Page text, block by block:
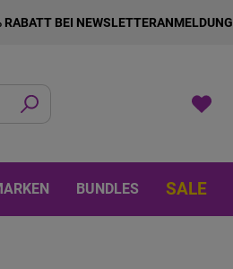
RABATT BEI NEWSLETTERANMELDUNG
BUNDLES SALE